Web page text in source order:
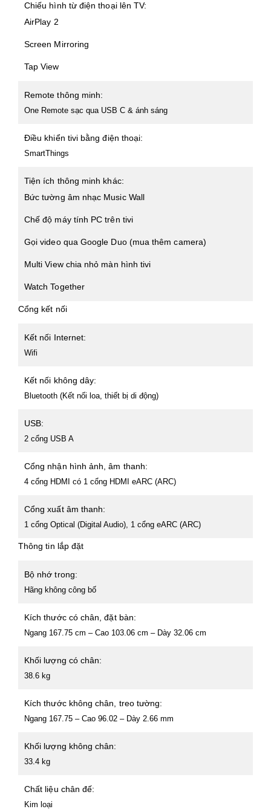
Chiếu hình từ điện thoại lên TV:
AirPlay 2
Screen Mirroring
Tap View
Remote thông minh:
One Remote sạc qua USB C & ánh sáng
Điều khiển tivi bằng điện thoại:
SmartThings
Tiện ích thông minh khác:
Bức tường âm nhạc Music Wall
Chế độ máy tính PC trên tivi
Gọi video qua Google Duo (mua thêm camera)
Multi View chia nhỏ màn hình tivi
Watch Together
Cổng kết nối
Kết nối Internet:
Wifi
Kết nối không dây:
Bluetooth (Kết nối loa, thiết bị di động)
USB:
2 cổng USB A
Cổng nhận hình ảnh, âm thanh:
4 cổng HDMI có 1 cổng HDMI eARC (ARC)
Cổng xuất âm thanh:
1 cổng Optical (Digital Audio), 1 cổng eARC (ARC)
Thông tin lắp đặt
Bộ nhớ trong:
Hãng không công bố
Kích thước có chân, đặt bàn:
Ngang 167.75 cm – Cao 103.06 cm – Dày 32.06 cm
Khối lượng có chân:
38.6 kg
Kích thước không chân, treo tường:
Ngang 167.75 – Cao 96.02 – Dày 2.66 mm
Khối lượng không chân:
33.4 kg
Chất liệu chân đế:
Kim loại